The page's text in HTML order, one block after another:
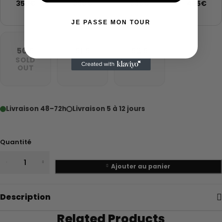
350€ 390€ 535€ 485€
50.5
SOLD
OUT
SOLD
OUT
SOLD
OUT
Livraison 48–72h Livraison 5 à 12 jours
Quantité
Ajouter au panier
Description
JE PASSE MON TOUR